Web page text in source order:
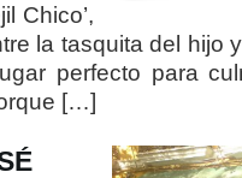
Chico’,
la tasquita del hijo
perfecto para
[…]